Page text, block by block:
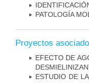
PATOLOGÍA
Proyectos
EFECTO DE
ESTUDIO DE